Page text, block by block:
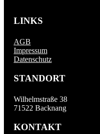
LINKS
AGB
Impressum
Datenschutz
STANDORT
Wilhelmstraße 38
71522 Backnang
KONTAKT